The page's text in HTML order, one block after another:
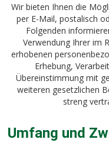
Wir bieten Ihnen die
per E-Mail, postalisch
Folgenden
Verwendung Ihrer im
erhobenen
Erhebung,
Übereinstimmung mit
weiteren gesetzlichen
streng
Umfang und